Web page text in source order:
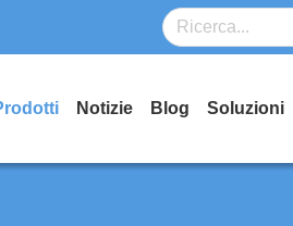
Notizie Blog Soluzioni